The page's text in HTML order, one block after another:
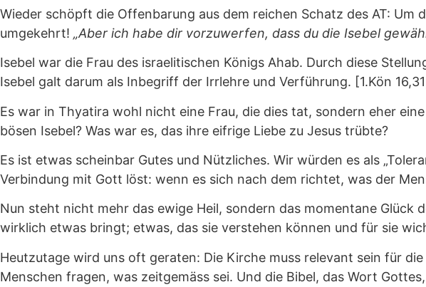
Wieder schöpft die Offenbarung aus dem reichen Schatz des AT:
umgekehrt! „Aber ich habe dir vorzuwerfen, dass du die Isebel
Isebel war die Frau des israelitischen Königs Ahab. Durch diese
Isebel galt darum als Inbegriff der Irrlehre und Verführung. [1.Kön
Es war in Thyatira wohl nicht eine Frau, die dies tat, sondern eher
bösen Isebel? Was war es, das ihre eifrige Liebe zu Jesus trübte?
Es ist etwas scheinbar Gutes und Nützliches. Wir würden es als
Verbindung mit Gott löst: wenn es sich nach dem richtet, was der
Nun steht nicht mehr das ewige Heil, sondern das momentane Glück
wirklich etwas bringt; etwas, das sie verstehen können und für sie
Heutzutage wird uns oft geraten: Die Kirche muss relevant sein für
Menschen fragen, was zeitgemäss sei. Und die Bibel, das Wort